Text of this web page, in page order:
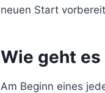
neuen Start
Wie geht es
Am Beginn eines